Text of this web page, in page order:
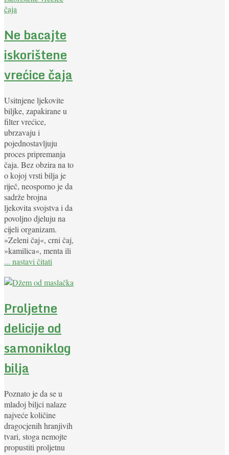
Ne bacajte
iskorištene
vrećice čaja
Usitnjene ljekovite
biljke, zapakirane u
filter vrećice,
ubrzavaju i
pojednostavljuju
proces pripremanja
čaja. Bez obzira na to
o kojoj vrsti bilja je
riječ, neosporno je da
sadrže brojna
ljekovita svojstva i da
povoljno djeluju na
cijeli organizam.
»Zeleni čaj«, crni čaj,
»kamilica«, menta ili
... nastavi čitati
Proljetne
delicije od
samoniklog
bilja
Poznato je da se u
mladoj biljci nalaze
najveće količine
dragocjenih hranjivih
tvari, stoga nemojte
propustiti proljetnu